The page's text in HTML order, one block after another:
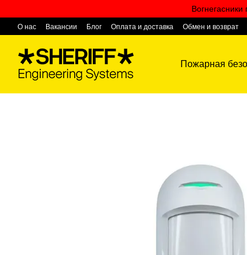
О нас Вакансии Блог Оплата и доставка Обмен и возврат
Пожарная